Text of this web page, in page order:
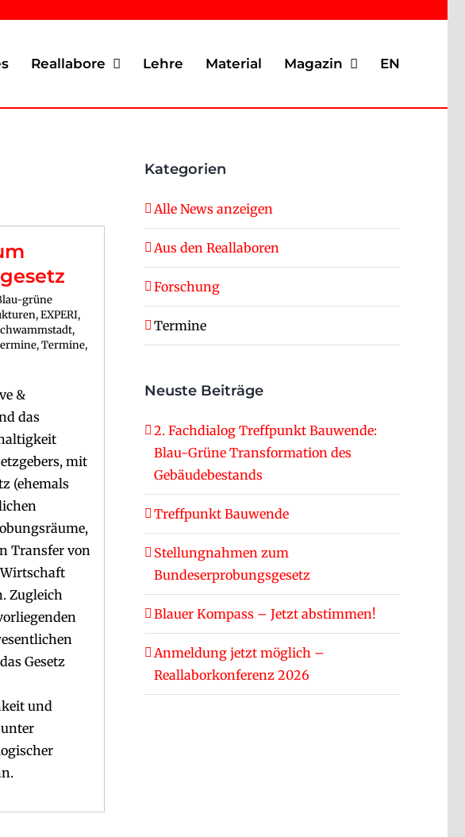
Reallabore Lehre Material Magazin EN
grüne
,EXPERI,
,
,Termine,
&
das
mit
(ehemals
Transfer von
Zugleich
Gesetz
und
Kategorien
Alle News anzeigen
Aus den Reallaboren
Forschung
Termine
Neuste Beiträge
2. Fachdialog Treffpunkt Bauwende:
Blau-Grüne Transformation des
Gebäudebestands
Treffpunkt Bauwende
Stellungnahmen zum
Bundeserprobungsgesetz
Blauer Kompass – Jetzt abstimmen!
Anmeldung jetzt möglich –
Reallaborkonferenz 2026